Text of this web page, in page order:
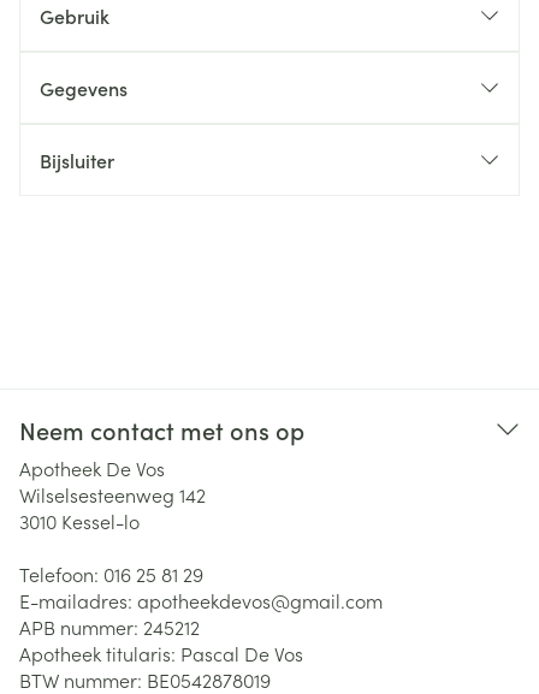
Gebruik
Gegevens
Bijsluiter
Neem contact met ons op
Apotheek De Vos
Wilselsesteenweg 142
3010 Kessel-lo
Telefoon: 016 25 81 29
E-mailadres: apotheekdevos@gmail.com
APB nummer: 245212
Apotheek titularis: Pascal De Vos
BTW nummer: BE0542878019